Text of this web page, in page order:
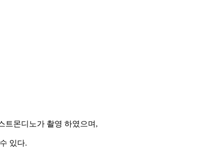
트몬디노가 촬영 하였으며,
있다.